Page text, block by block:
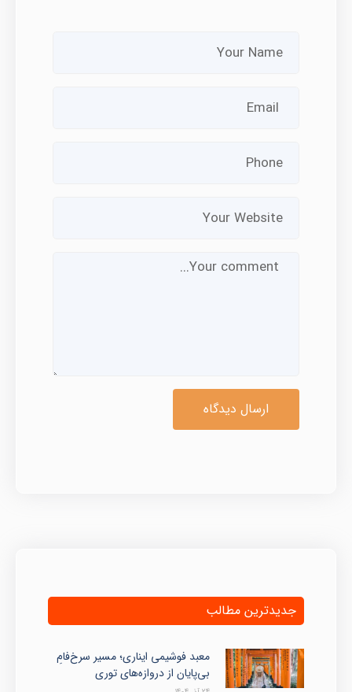
ارسال دیدگاه
جدیدترین مطالب
معبد فوشیمی ایناری؛ مسیر سرخ‌فامِ
بی‌پایان از دروازه‌های توری